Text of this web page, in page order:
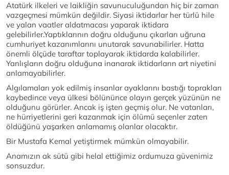
Atatürk ilkeleri ve laikliğin savunuculuğundan hiç bir zaman
vazgeçmesi mümkün değildir. Siyasi iktidarlar her türlü hile
ve yalan vaatler aldatmacası yaparak iktidara
gelebilirler.Yaptıklarının doğru olduğunu çıkarları uğruna
cumhuriyet kazanımlarını unutarak savunabilirler. Hatta
önemli ölçüde taraftar toplayarak iktidarda kalabilirler.
Yanlışların doğru olduğuna inanarak iktidarların art niyetini
anlamayabilirler.
Algılamaları yok edilmiş insanlar ayaklarını bastığı toprakları
kaybedince veya ülkesi bölününce olayın gerçek yüzünün ne
olduğunu görürler. Ancak iş işten geçmiş olur. Ne vatanları,
ne hürriyetlerini geri kazanmak için ölümü seçenler zaten
öldüğünü yaşarken anlamamış olanlar olacaktır.
Bir Mustafa Kemal yetiştirmek mümkün olmayabilir.
Anamızın ak sütü gibi helal ettiğimiz ordumuza güvenimiz
sonsuzdur.